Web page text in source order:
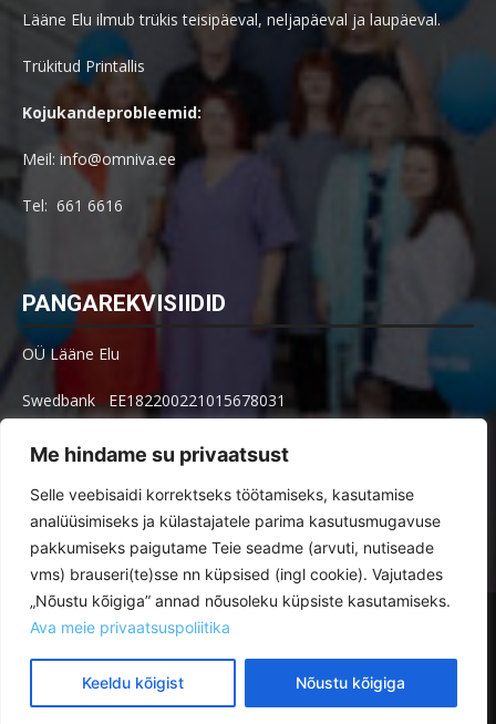
Me hindame su privaatsust
Selle veebisaidi korrektseks töötamiseks, kasutamise
analüüsimiseks ja külastajatele parima kasutusmugavuse
pakkumiseks paigutame Teie seadme (arvuti, nutiseade
vms) brauseri(te)sse nn küpsised (ingl cookie). Vajutades
„Nõustu kõigiga” annad nõusoleku küpsiste kasutamiseks.
Ava meie privaatsuspoliitika
Keeldu kõigist Nõustu kõigiga
Lääne Elu ilmub trükis teisipäeval, neljapäeval ja laupäeval.
Trükitud Printallis
Kojukandeprobleemid:
Meil: info@omniva.ee
Tel: 661 6616
PANGAREKVISIIDID
OÜ Lääne Elu
Swedbank EE182200221015678031
SEB EE621010602002515004
Arve küsimused: arved@le.ee
Toimetus
Reklaamimõõdud ja -hinnad paberlehes ja veebis
Veebikeskkonna kasutustingimused
© Lääne Elu | Toimetus on avatud E–R kl 8.30–16.30 Posti 30, Haapsalu